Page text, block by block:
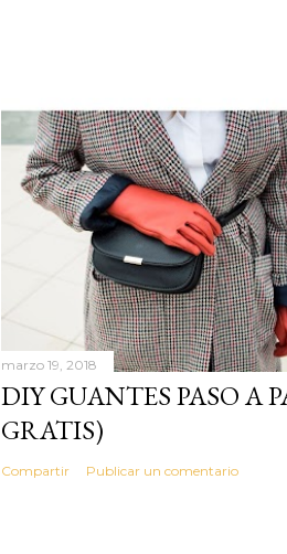
marzo 19, 2018
DIY GUANTES PASO A
GRATIS)
Compartir Publicar un comentario